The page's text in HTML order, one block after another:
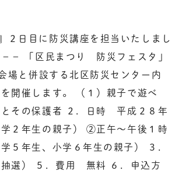
日目に防災講座を担当いたしまし
－ 「区民まつり 防災フェスタ」
場と併設する北区防災センター内
開催します。 （１）親子で遊べ
その保護者 ２．日時 平成２８年
２年生の親子） ②正午～午後１時
５年生、小学６年生の親子） ３．
選） ５．費用 無料 ６．申込方